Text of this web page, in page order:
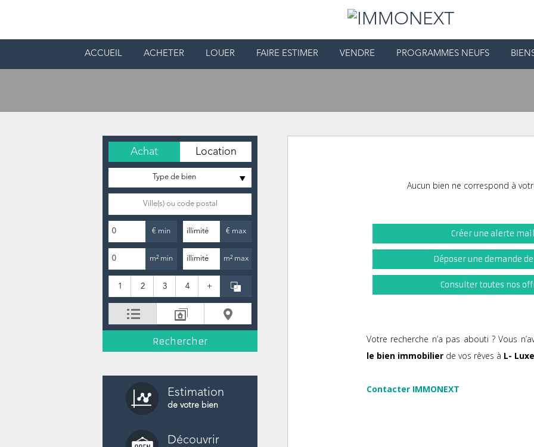
ACCUEIL ACHETER LOUER FAIRE ESTIMER VENDRE PROGRAMMES NEUFS
Achat Location
Type de bien
€ min € max
m² min m² max
1 2 3 4 +
Estimation
de votre bien
Découvrir
Aucun bien ne correspond à
Créer une alerte mail
Déposer une demande
Consulter toutes nos
Votre recherche n’a pas abouti ? Vous
le bien immobilier de vos rêves à L-
Contacter IMMONEXT